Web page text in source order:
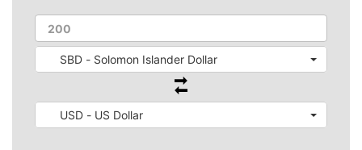
SBD - Solomon Islander Dollar
USD - US Dollar